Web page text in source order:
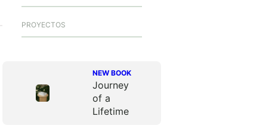
PROYECTOS
NEW BOOK
Journey
of a
Lifetime